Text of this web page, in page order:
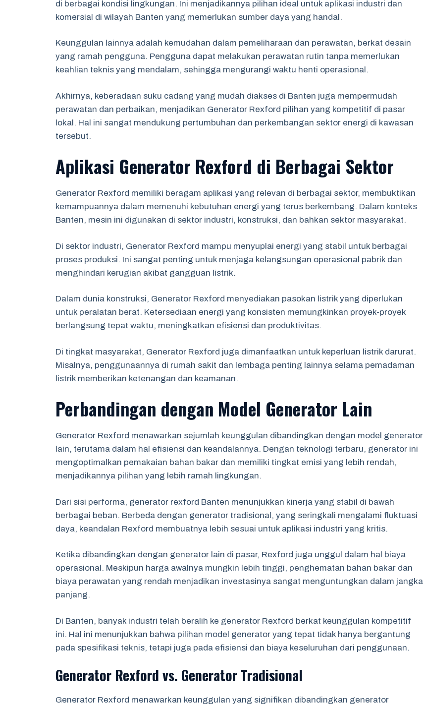
di berbagai kondisi lingkungan. Ini menjadikannya pilihan ideal untuk aplikasi industri dan
komersial di wilayah Banten yang memerlukan sumber daya yang handal.
Keunggulan lainnya adalah kemudahan dalam pemeliharaan dan perawatan, berkat desain
yang ramah pengguna. Pengguna dapat melakukan perawatan rutin tanpa memerlukan
keahlian teknis yang mendalam, sehingga mengurangi waktu henti operasional.
Akhirnya, keberadaan suku cadang yang mudah diakses di Banten juga mempermudah
perawatan dan perbaikan, menjadikan Generator Rexford pilihan yang kompetitif di pasar
lokal. Hal ini sangat mendukung pertumbuhan dan perkembangan sektor energi di kawasan
tersebut.
Aplikasi Generator Rexford di Berbagai Sektor
Generator Rexford memiliki beragam aplikasi yang relevan di berbagai sektor, membuktikan
kemampuannya dalam memenuhi kebutuhan energi yang terus berkembang. Dalam konteks
Banten, mesin ini digunakan di sektor industri, konstruksi, dan bahkan sektor masyarakat.
Di sektor industri, Generator Rexford mampu menyuplai energi yang stabil untuk berbagai
proses produksi. Ini sangat penting untuk menjaga kelangsungan operasional pabrik dan
menghindari kerugian akibat gangguan listrik.
Dalam dunia konstruksi, Generator Rexford menyediakan pasokan listrik yang diperlukan
untuk peralatan berat. Ketersediaan energi yang konsisten memungkinkan proyek-proyek
berlangsung tepat waktu, meningkatkan efisiensi dan produktivitas.
Di tingkat masyarakat, Generator Rexford juga dimanfaatkan untuk keperluan listrik darurat.
Misalnya, penggunaannya di rumah sakit dan lembaga penting lainnya selama pemadaman
listrik memberikan ketenangan dan keamanan.
Perbandingan dengan Model Generator Lain
Generator Rexford menawarkan sejumlah keunggulan dibandingkan dengan model generator
lain, terutama dalam hal efisiensi dan keandalannya. Dengan teknologi terbaru, generator ini
mengoptimalkan pemakaian bahan bakar dan memiliki tingkat emisi yang lebih rendah,
menjadikannya pilihan yang lebih ramah lingkungan.
Dari sisi performa, generator rexford Banten menunjukkan kinerja yang stabil di bawah
berbagai beban. Berbeda dengan generator tradisional, yang seringkali mengalami fluktuasi
daya, keandalan Rexford membuatnya lebih sesuai untuk aplikasi industri yang kritis.
Ketika dibandingkan dengan generator lain di pasar, Rexford juga unggul dalam hal biaya
operasional. Meskipun harga awalnya mungkin lebih tinggi, penghematan bahan bakar dan
biaya perawatan yang rendah menjadikan investasinya sangat menguntungkan dalam jangka
panjang.
Di Banten, banyak industri telah beralih ke generator Rexford berkat keunggulan kompetitif
ini. Hal ini menunjukkan bahwa pilihan model generator yang tepat tidak hanya bergantung
pada spesifikasi teknis, tetapi juga pada efisiensi dan biaya keseluruhan dari penggunaan.
Generator Rexford vs. Generator Tradisional
Generator Rexford menawarkan keunggulan yang signifikan dibandingkan generator